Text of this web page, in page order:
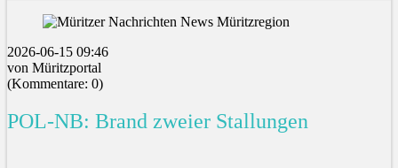
2026-06-15 09:46
von Müritzportal
(Kommentare: 0)
POL-NB: Brand zweier Stallungen